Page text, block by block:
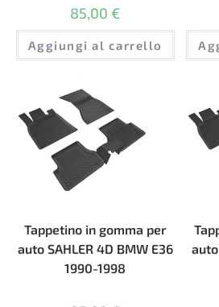
85,00 €
Aggiungi al carrello
Tappetino in gomma per
auto SAHLER 4D BMW E36
1990-1998